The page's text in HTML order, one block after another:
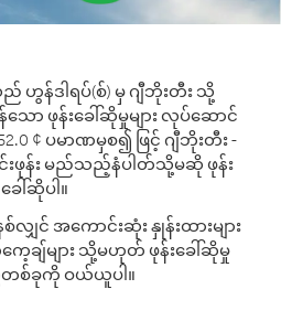
ည် ဟွန်ဒါရပ်(စ်) မှ ဂျီဘိုးတီး သို့
ာ ဖုန်းခေါ်ဆိုမှုများ လုပ်ဆောင်
¢ ပမာဏမှစ၍ ဖြင့် ဂျီဘိုးတီး -
ဖုန်း မည်သည့်နံပါတ်သို့မဆို ဖုန်း
ခေါ်ဆိုပါ။
င် အကောင်းဆုံး နှုန်းထားများ
ချ်များ သို့မဟုတ် ဖုန်းခေါ်ဆိုမှု
စ်ခုကို ဝယ်ယူပါ။